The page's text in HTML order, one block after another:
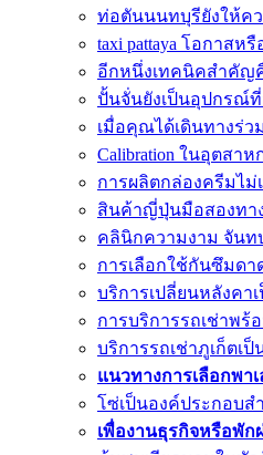
ท่อตันนนทบุรียังให้ค
taxi pattaya โอกาสห
อีกหนึ่งเทคนิคสำคัญ
ปั้นจั่นยังเป็นอุปกรณ์
เมื่อคุณได้เดินทางร่
Calibration ในอุตสา
การผลิตกล่องครีมไ
สินค้าญี่ปุ่นมือสองทา
คลินิกความงาม จัน
การเลือกใช้กันซึมด
บริการเปลี่ยนหลังคา
การบริการรถเช่าพ
บริการรถเช่าภูเก็ตเ
แนวทางการเลือกพา
โซ่เป็นองค์ประกอบ
เพื่องานธุรกิจหรือพัก